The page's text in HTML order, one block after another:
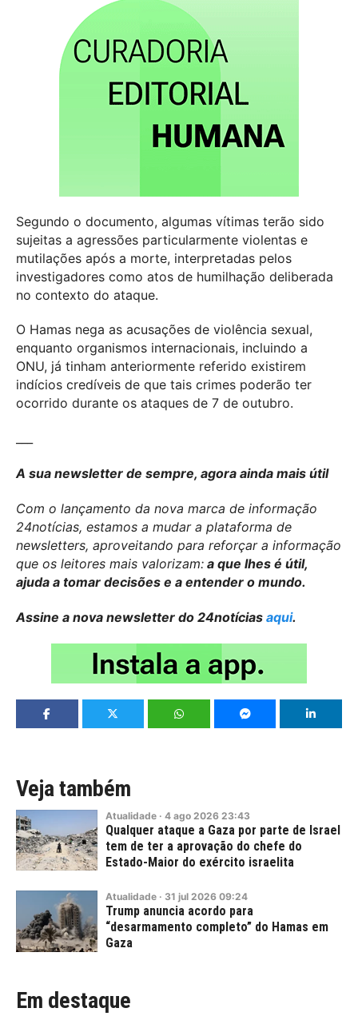
Segundo o documento, algumas vítimas terão sido
sujeitas a agressões particularmente violentas e
mutilações após a morte, interpretadas pelos
investigadores como atos de humilhação deliberada
no contexto do ataque.
O Hamas nega as acusações de violência sexual,
enquanto organismos internacionais, incluindo a
ONU, já tinham anteriormente referido existirem
indícios credíveis de que tais crimes poderão ter
ocorrido durante os ataques de 7 de outubro.
A sua newsletter de sempre, agora ainda mais útil
Com o lançamento da nova marca de informação
24notícias, estamos a mudar a plataforma de
newsletters, aproveitando para reforçar a informação
que os leitores mais valorizam: a que lhes é útil,
ajuda a tomar decisões e a entender o mundo.
Assine a nova newsletter do 24notícias aqui.
Veja também
Atualidade · 4 ago 2026 23:43
Qualquer ataque a Gaza por parte de Israel
tem de ter a aprovação do chefe do
Estado-Maior do exército israelita
Atualidade · 31 jul 2026 09:24
Trump anuncia acordo para
“desarmamento completo” do Hamas em
Gaza
Em destaque